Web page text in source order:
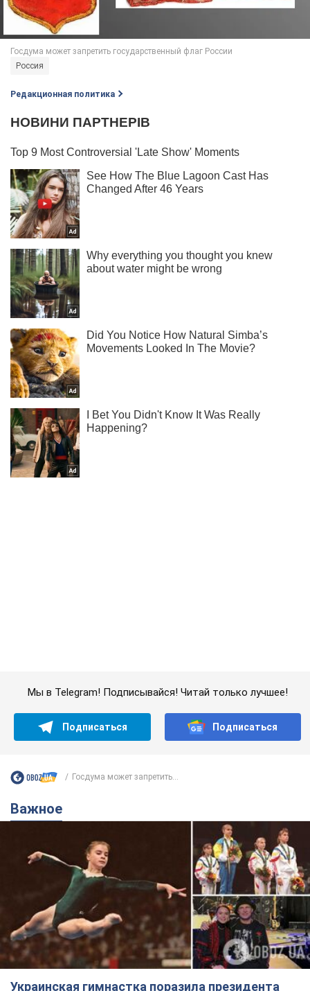
Россия
Редакционная политика
США и впервые услышала "Слава Украине"! Как
сложилась судьба Подкопаевой, которая 30
лет назад завоевала "золото" Олимпиады
У поклонников девушки из Донецка сохранился большой
кусок коврового покрытия с надписью "Атланта-1996"
8.08.2026 18:30 38,2 т.
В Прикарпатье после аномальной
жары прошел сильный ливень:
дороги превратились в реки. Видео
Непогода обрушилась на Ивано-Франковскую